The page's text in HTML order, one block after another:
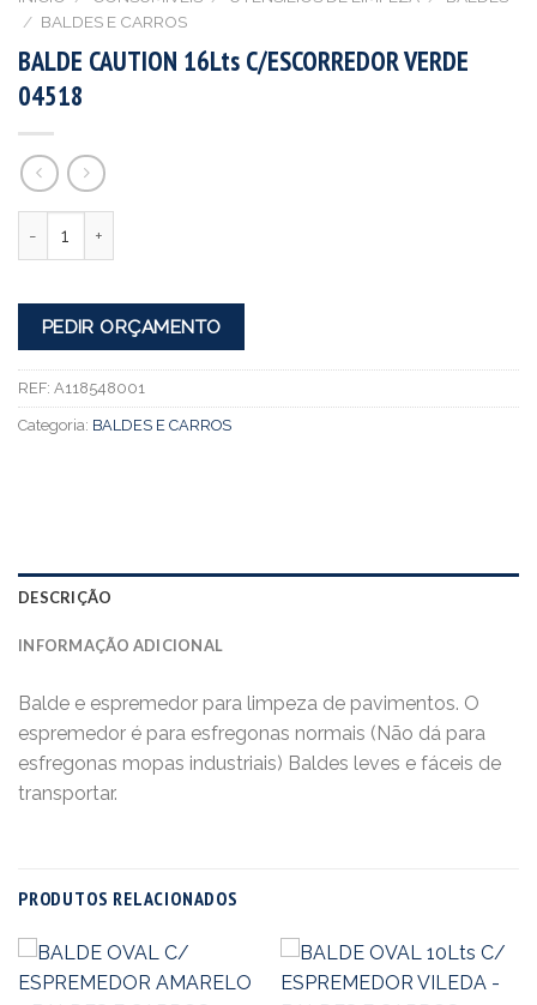
/ BALDES E CARROS
BALDE CAUTION 16Lts C/ESCORREDOR VERDE
04518
PEDIR ORÇAMENTO
REF: A118548001
Categoria: BALDES E CARROS
DESCRIÇÃO
INFORMAÇÃO ADICIONAL
Balde e espremedor para limpeza de pavimentos. O
espremedor é para esfregonas normais (Não dá para
esfregonas mopas industriais) Baldes leves e fáceis de
transportar.
PRODUTOS RELACIONADOS